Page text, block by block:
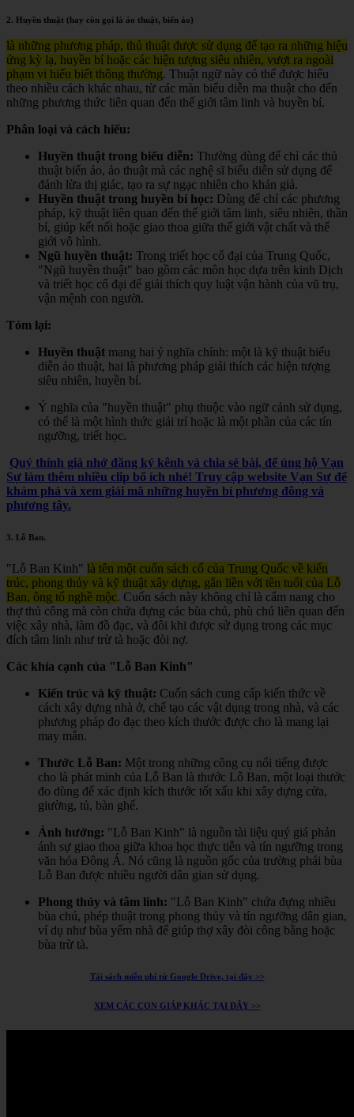
2. Huyền thuật (hay còn gọi là ảo thuật, biến ảo)
là những phương pháp, thủ thuật được sử dụng để tạo ra những hiệu
ứng kỳ lạ, huyền bí hoặc các hiện tượng siêu nhiên, vượt ra ngoài
phạm vi hiểu biết thông thường. Thuật ngữ này có thể được hiểu
theo nhiều cách khác nhau, từ các màn biểu diễn ma thuật cho đến
những phương thức liên quan đến thế giới tâm linh và huyền bí.
Phân loại và cách hiểu:
Huyền thuật trong biểu diễn: Thường dùng để chỉ các thủ
thuật biến ảo, ảo thuật mà các nghệ sĩ biểu diễn sử dụng để
đánh lừa thị giác, tạo ra sự ngạc nhiên cho khán giả.
Huyền thuật trong huyền bí học: Dùng để chỉ các phương
pháp, kỹ thuật liên quan đến thế giới tâm linh, siêu nhiên, thần
bí, giúp kết nối hoặc giao thoa giữa thế giới vật chất và thế
giới vô hình.
Ngũ huyền thuật: Trong triết học cổ đại của Trung Quốc,
"Ngũ huyền thuật" bao gồm các môn học dựa trên kinh Dịch
và triết học cổ đại để giải thích quy luật vận hành của vũ trụ,
vận mệnh con người.
Tóm lại:
Huyền thuật mang hai ý nghĩa chính: một là kỹ thuật biểu
diễn ảo thuật, hai là phương pháp giải thích các hiện tượng
siêu nhiên, huyền bí.
Ý nghĩa của "huyền thuật" phụ thuộc vào ngữ cảnh sử dụng,
có thể là một hình thức giải trí hoặc là một phần của các tín
ngưỡng, triết học.
Quý thính giả nhớ đăng ký kênh và chia sẻ bài, để ủng hộ Vạn
Sự làm thêm nhiều clip bổ ích nhé! Truy cập website Vạn Sự để
khám phá và xem giải mã những huyền bí phương đông và
phương tây.
3. Lỗ Ban.
"Lỗ Ban Kinh" là tên một cuốn sách cổ của Trung Quốc về kiến
trúc, phong thủy và kỹ thuật xây dựng, gắn liền với tên tuổi của Lỗ
Ban, ông tổ nghề mộc. Cuốn sách này không chỉ là cẩm nang cho
thợ thủ công mà còn chứa đựng các bùa chú, phù chú liên quan đến
việc xây nhà, làm đồ đạc, và đôi khi được sử dụng trong các mục
đích tâm linh như trừ tà hoặc đòi nợ.
Các khía cạnh của "Lỗ Ban Kinh"
Kiến trúc và kỹ thuật: Cuốn sách cung cấp kiến thức về
cách xây dựng nhà ở, chế tạo các vật dụng trong nhà, và các
phương pháp đo đạc theo kích thước được cho là mang lại
may mắn.
Thước Lỗ Ban: Một trong những công cụ nổi tiếng được
cho là phát minh của Lỗ Ban là thước Lỗ Ban, một loại thước
đo dùng để xác định kích thước tốt xấu khi xây dựng cửa,
giường, tủ, bàn ghế.
Ảnh hưởng: "Lỗ Ban Kinh" là nguồn tài liệu quý giá phản
ánh sự giao thoa giữa khoa học thực tiễn và tín ngưỡng trong
văn hóa Đông Á. Nó cũng là nguồn gốc của trường phái bùa
Lỗ Ban được nhiều người dân gian sử dụng.
Phong thủy và tâm linh: "Lỗ Ban Kinh" chứa đựng nhiều
bùa chú, phép thuật trong phong thủy và tín ngưỡng dân gian,
ví dụ như bùa yểm nhà để giúp thợ xây đòi công bằng hoặc
bùa trừ tà.
Tải sách miễn phí từ Google Drive, tại đây >>
XEM CÁC CON GIÁP KHÁC TẠI ĐÂY >>